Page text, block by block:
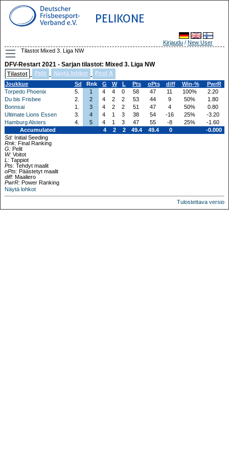
PELIKONE
Kirjaudu / New User
Tilastot Mixed 3. Liga NW
DFV-Restart 2021 - Sarjan tilastot: Mixed 3. Liga NW
Tilastot - Pelit - Näytä lohkot - Pool A
Joukkue
Sd Rnk G W L Pts oPts diff Win-%
PwrR
Torpedo Phoenix
5. 1 4 4 0 58 47 11 100%
2.20
Du bis Frisbee
2. 2 4 2 2 53 44 9 50%
1.80
Bonnsai
1. 3 4 2 2 51 47 4 50%
0.80
Ultimate Lions Essen
3. 4 4 1 3 38 54 -16 25%
-3.20
Hamburg Alsters
4. 5 4 1 3 47 55 -8 25%
-1.60
Accumulated
4 2 2 49.4 49.4 0
-0.000
Sd: Initial Seeding
Rnk: Final Ranking
G: Pelit
W: Voitot
L: Tappiot
Pts: Tehdyt maalit
oPts: Päästetyt maalit
diff: Maaliero
PwrR: Power Ranking
Näytä lohkot
Tulostettava versio